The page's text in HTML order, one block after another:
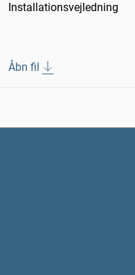
Installationsvejledning
Åbn fil